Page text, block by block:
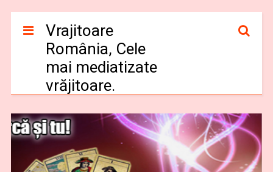
Vrajitoare
România, Cele
mai mediatizate
vrăjitoare.